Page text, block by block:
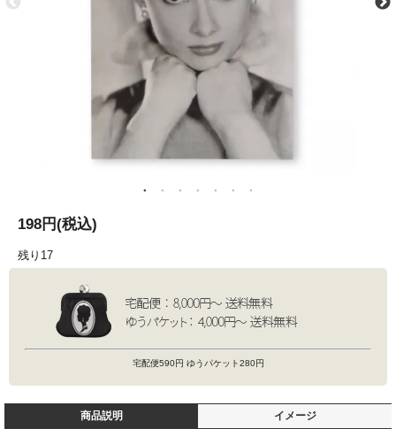
198円(税込)
残り17
宅配便590円 ゆうパケット280円
商品説明 イメージ